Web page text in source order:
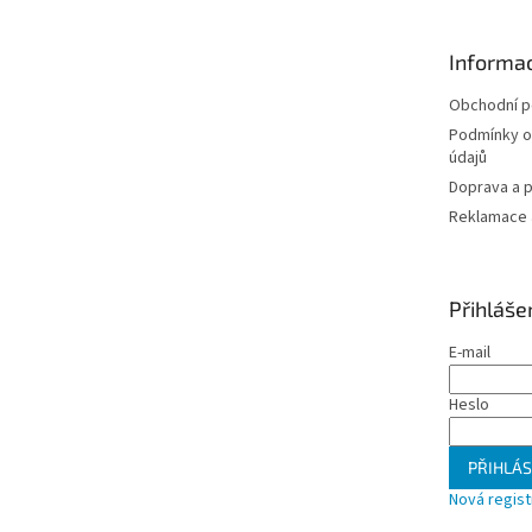
Obchodní
Podmínky
údajů
Doprava a
E-mail
Heslo
Nová